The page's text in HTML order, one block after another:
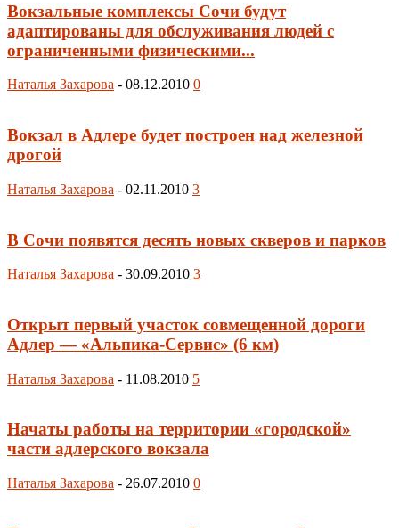
Вокзальные комплексы Сочи будут
адаптированы для обслуживания людей с
ограниченными физическими...
Наталья Захарова - 08.12.2010 0
Вокзал в Адлере будет построен над железной
дрогой
Наталья Захарова - 02.11.2010 3
В Сочи появятся десять новых скверов и парков
Наталья Захарова - 30.09.2010 3
Открыт первый участок совмещенной дороги
Адлер — «Альпика-Сервис» (6 км)
Наталья Захарова - 11.08.2010 5
Начаты работы на территории «городской»
части адлерского вокзала
Наталья Захарова - 26.07.2010 0